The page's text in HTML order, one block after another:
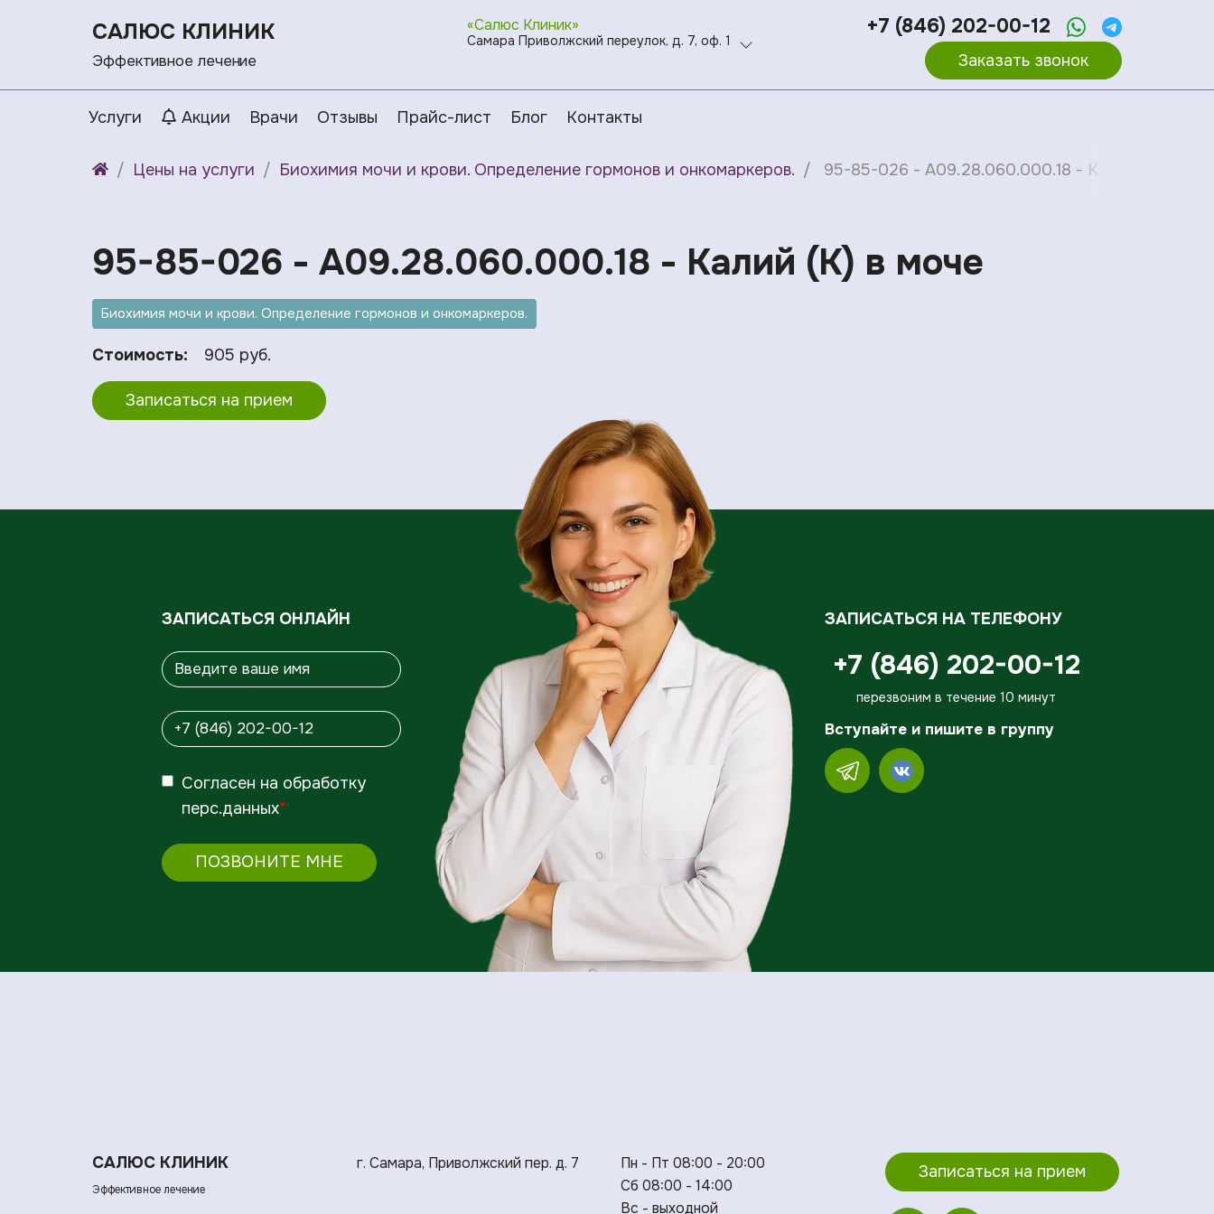
САЛЮС КЛИНИК
Эффективное лечение
«Салюс Клиник»
Самара Приволжский переулок, д. 7, оф. 1
+7 (846) 202-00-12
Заказать звонок
Услуги Акции Врачи Отзывы Прайс-лист Блог Контакты
Цены на услуги Биохимия мочи и крови. Определение гормонов и онкомаркеров. 95-85-026 - A09.28.060.000.18 - Калий (K) в
95-85-026 - A09.28.060.000.18 - Калий (K) в моче
Биохимия мочи и крови. Определение гормонов и онкомаркеров.
Стоимость: 905 руб.
Записаться на прием
ЗАПИСАТЬСЯ ОНЛАЙН
Согласен на обработку
перс.данных*
ПОЗВОНИТЕ МНЕ
ЗАПИСАТЬСЯ НА ТЕЛЕФОНУ
+7 (846) 202-00-12
перезвоним в течение 10 минут
Вступайте и пишите в группу
САЛЮС КЛИНИК
Эффективное лечение
г. Самара, Приволжский пер. д. 7
Пн - Пт 08:00 - 20:00
Сб 08:00 - 14:00
Вс - выходной
Записаться на прием